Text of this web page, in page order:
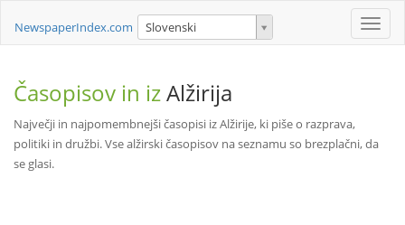
Toggle
NewspaperIndex.com Slovenski
Časopisov in izAlžirija
Največji in najpomembnejši časopisi iz Alžirije, ki piše o razprava,
politiki in družbi. Vse alžirski časopisov na seznamu so brezplačni, da
se glasi.